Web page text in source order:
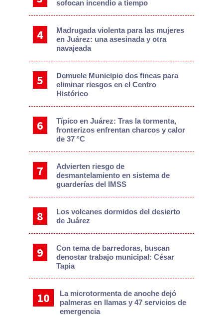
sofocan incendio a tiempo
Madrugada violenta para las mujeres
en Juárez: una asesinada y otra
navajeada
Demuele Municipio dos fincas para
eliminar riesgos en el Centro
Histórico
Típico en Juárez: Tras la tormenta,
fronterizos enfrentan charcos y calor
de 37 °C
Advierten riesgo de
desmantelamiento en sistema de
guarderías del IMSS
Los volcanes dormidos del desierto
de Juárez
Con tema de barredoras, buscan
denostar trabajo municipal: César
Tapia
La microtormenta de anoche dejó
palmeras en llamas y 47 servicios de
emergencia